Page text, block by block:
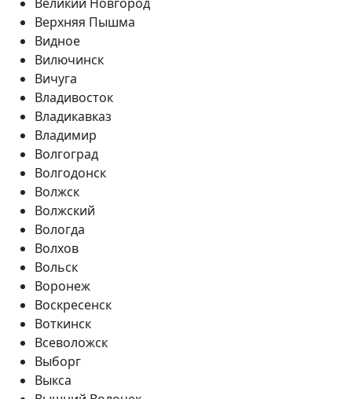
Верхняя Пышма
Видное
Вилючинск
Вичуга
Владивосток
Владикавказ
Владимир
Волгоград
Волгодонск
Волжск
Волжский
Вологда
Волхов
Вольск
Воронеж
Воскресенск
Воткинск
Всеволожск
Выборг
Выкса